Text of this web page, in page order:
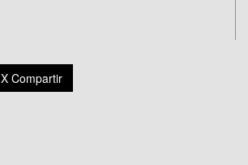
X Compartir